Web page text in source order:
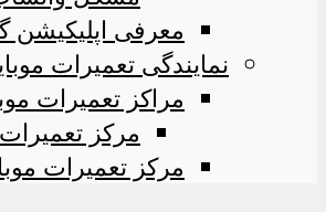
معرفی اپلیکیشن
نمایندگی تعمیرات
مراکز تعمیرات
مرکز
مرکز تعمیرات